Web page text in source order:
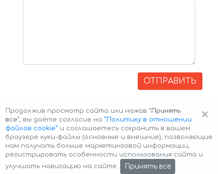
ОТПРАВИТЬ
Авторские права © 2026 Авто-Аренда Cookie Policy
×
Продолжив просмотр сайта или нажав "Принять
все", вы даёте согласие на ”Политику в отношении
файлов cookie” и соглашаетесь сохранить в вашем
браузере куки-файлы (основные и внешние), позволяющие
нам получать больше маркетинговой информации,
регистрировать особенности использования сайта и
улучшать навигацию на сайте.
Принять все